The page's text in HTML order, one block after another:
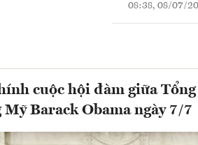
08:38, 08/07/
cuộc hội đàm giữa
Barack Obama ngày 7/7